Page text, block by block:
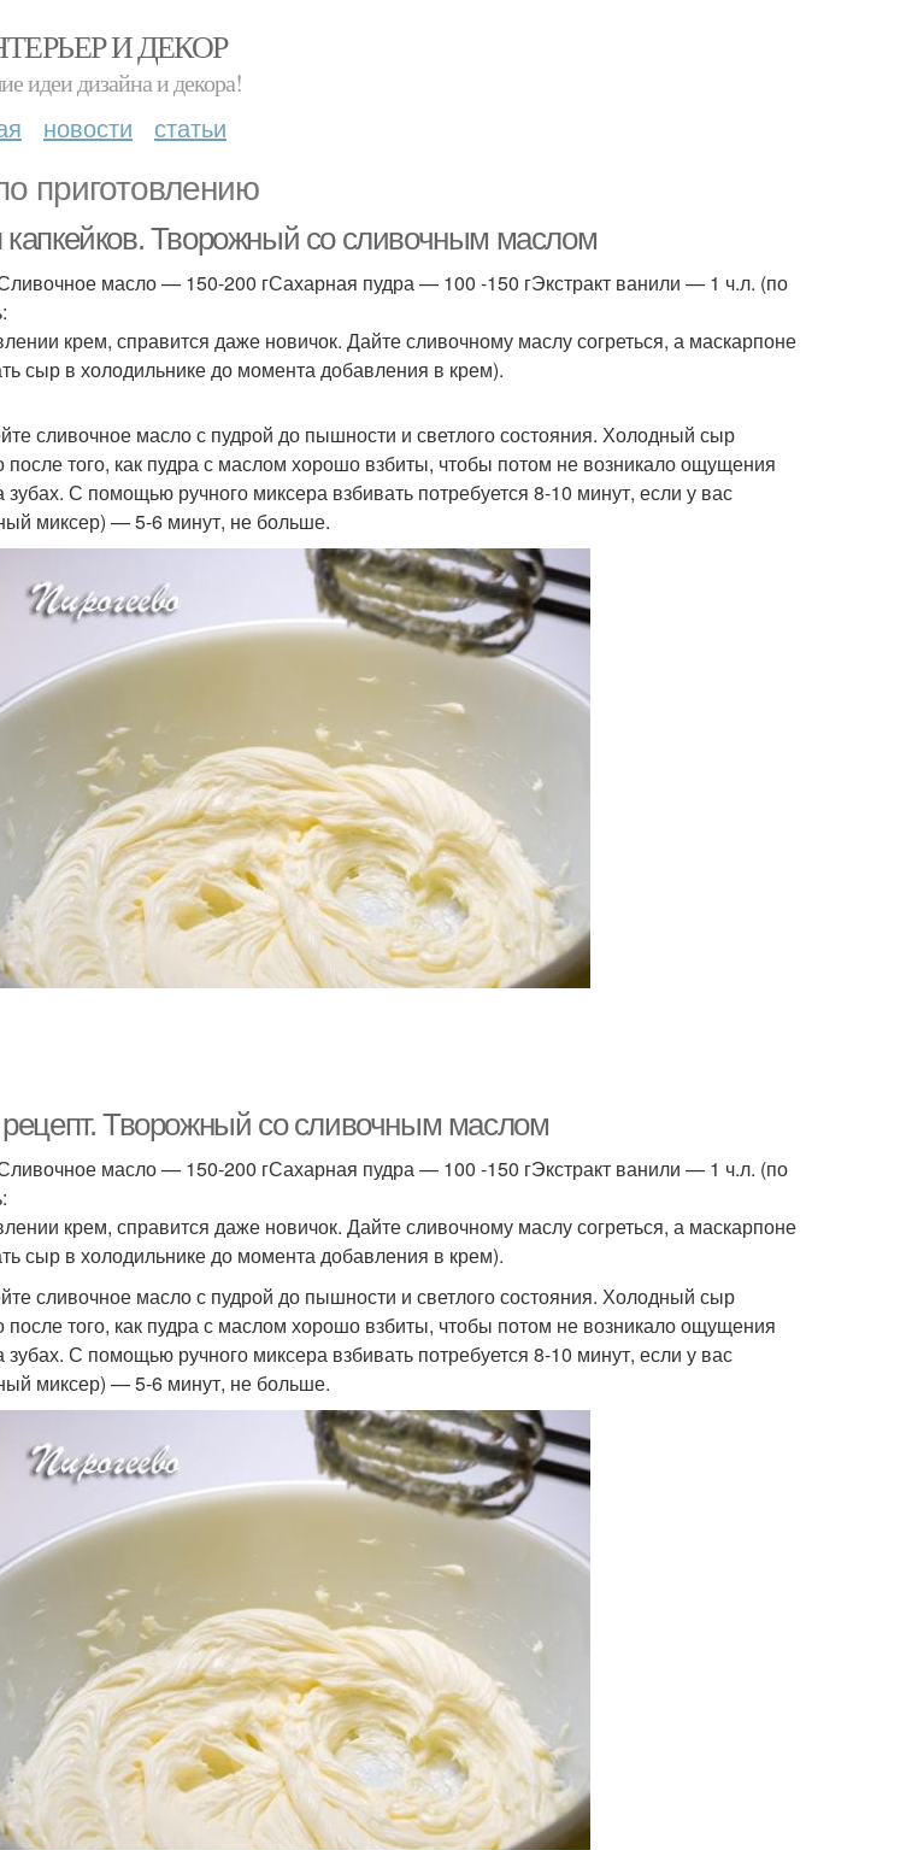
И ДЕКОР
идеи дизайна и декора!
новости статьи
приготовлению
капкейков. Творожный со сливочным маслом
масло — 150-200 гСахарная пудра — 100 -150 гЭкстракт ванили — 1 ч.л. (по
крем, справится даже новичок. Дайте сливочному маслу согреться, а маскарпоне
сыр в холодильнике до момента добавления в крем).
сливочное масло с пудрой до пышности и светлого состояния. Холодный сыр
после того, как пудра с маслом хорошо взбиты, чтобы потом не возникало ощущения
зубах. С помощью ручного миксера взбивать потребуется 8-10 минут, если у вас
миксер) — 5-6 минут, не больше.
рецепт. Творожный со сливочным маслом
масло — 150-200 гСахарная пудра — 100 -150 гЭкстракт ванили — 1 ч.л. (по
крем, справится даже новичок. Дайте сливочному маслу согреться, а маскарпоне
сыр в холодильнике до момента добавления в крем).
сливочное масло с пудрой до пышности и светлого состояния. Холодный сыр
после того, как пудра с маслом хорошо взбиты, чтобы потом не возникало ощущения
зубах. С помощью ручного миксера взбивать потребуется 8-10 минут, если у вас
миксер) — 5-6 минут, не больше.